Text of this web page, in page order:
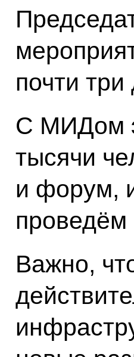
почти
С МИДом
тысячи
и форум,
Важно,